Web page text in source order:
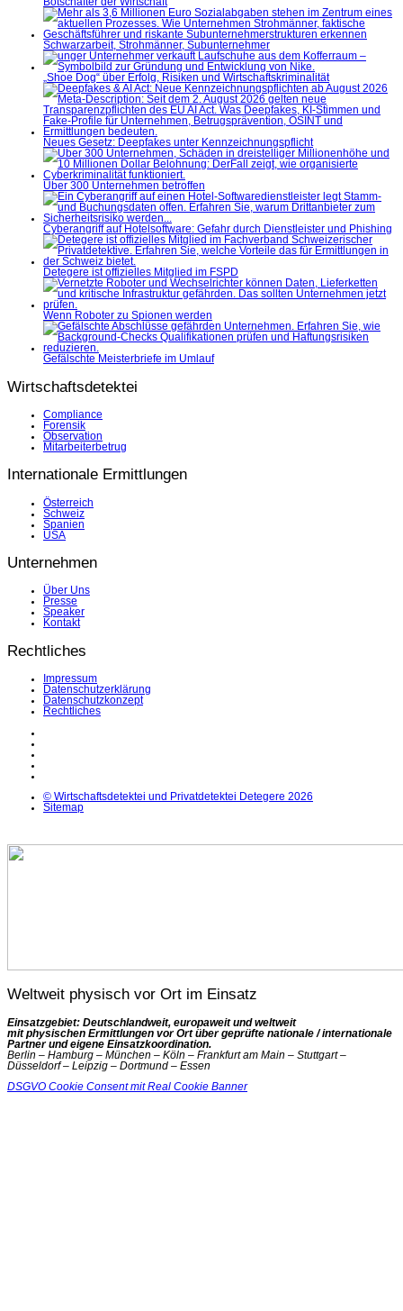
Botschafter der Wirtschaft
Schwarzarbeit, Strohmänner, Subunternehmer
„Shoe Dog“ über Erfolg, Risiken und Wirtschaftskriminalität
Neues Gesetz: Deepfakes unter Kennzeichnungspflicht
Über 300 Unternehmen betroffen
Cyberangriff auf Hotelsoftware: Gefahr durch Dienstleister und Phishing
Detegere ist offizielles Mitglied im FSPD
Wenn Roboter zu Spionen werden
Gefälschte Meisterbriefe im Umlauf
Wirtschaftsdetektei
Compliance
Forensik
Observation
Mitarbeiterbetrug
Internationale Ermittlungen
Österreich
Schweiz
Spanien
USA
Unternehmen
Über Uns
Presse
Speaker
Kontakt
Rechtliches
Impressum
Datenschutzerklärung
Datenschutzkonzept
Rechtliches
© Wirtschaftsdetektei und Privatdetektei Detegere 2026
Sitemap
Weltweit physisch vor Ort im Einsatz
Einsatzgebiet: Deutschlandweit, europaweit und weltweit
mit physischen Ermittlungen vor Ort über geprüfte nationale / internationale
Partner und eigene Einsatzkoordination.
Berlin – Hamburg – München – Köln – Frankfurt am Main – Stuttgart –
Düsseldorf – Leipzig – Dortmund – Essen
DSGVO Cookie Consent mit Real Cookie Banner